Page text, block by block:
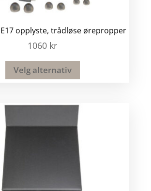
E17 opplyste, trådløse ørepropper
1060 kr
Velg alternativ